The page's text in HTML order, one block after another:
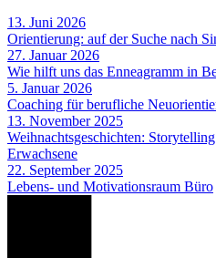
13. Juni 2026
Orientierung: auf der Suche nach
27. Januar 2026
Wie hilft uns das Enneagramm in
5. Januar 2026
Coaching für berufliche
13. November 2025
Weihnachtsgeschichten:
Erwachsene
22. September 2025
Lebens- und Motivationsraum Büro